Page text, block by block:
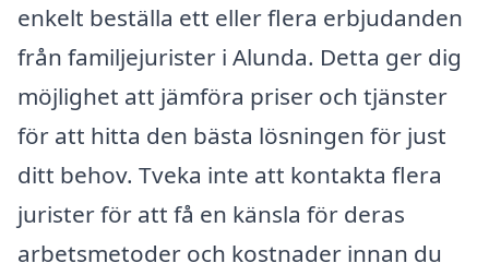
enkelt beställa ett eller flera erbjudanden
från familjejurister i Alunda. Detta ger dig
möjlighet att jämföra priser och tjänster
för att hitta den bästa lösningen för just
ditt behov. Tveka inte att kontakta flera
jurister för att få en känsla för deras
arbetsmetoder och kostnader innan du